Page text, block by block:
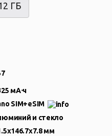
ГБ
мА⋅ч
SIM+eSIM
и стекло
мм